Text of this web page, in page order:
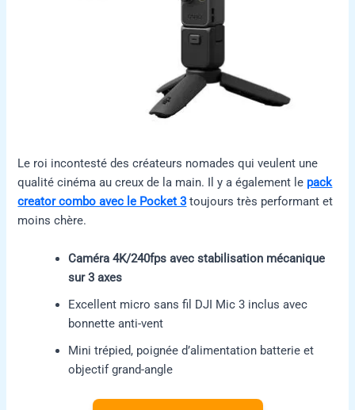
Le roi incontesté des créateurs nomades qui veulent une
qualité cinéma au creux de la main. Il y a également le pack
creator combo avec le Pocket 3 toujours très performant et
moins chère.
Caméra 4K/240fps avec stabilisation mécanique
sur 3 axes
Excellent micro sans fil DJI Mic 3 inclus avec
bonnette anti-vent
Mini trépied, poignée d’alimentation batterie et
objectif grand-angle